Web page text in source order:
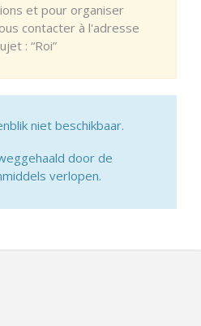
et pour organiser
contacter à l'adresse
: “Roi”
niet beschikbaar.
door de
verlopen.